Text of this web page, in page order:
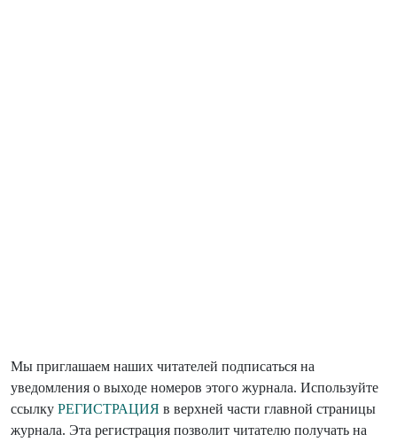
Мы приглашаем наших читателей подписаться на
уведомления о выходе номеров этого журнала. Используйте
ссылку РЕГИСТРАЦИЯ в верхней части главной страницы
журнала. Эта регистрация позволит читателю получать на